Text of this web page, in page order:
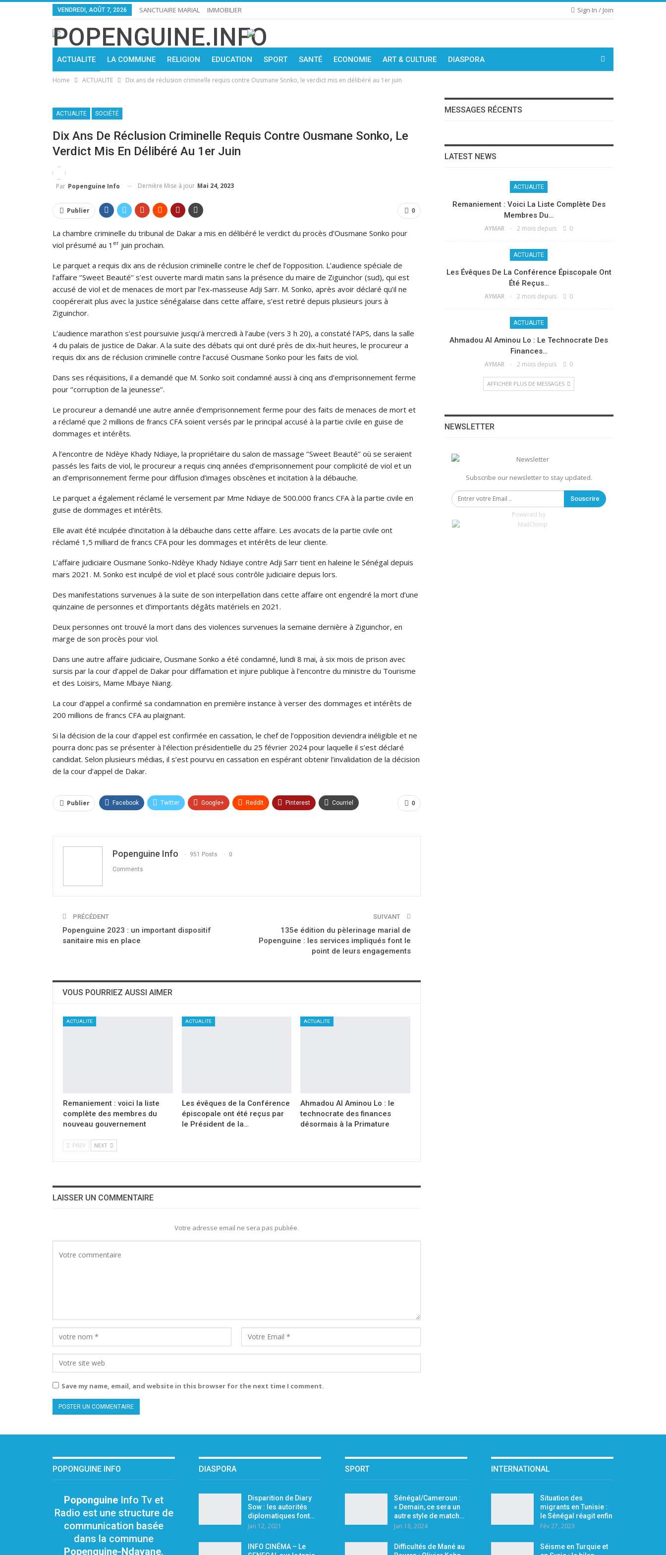
Sign In / Join
VENDREDI, AOÛT 7, 2026 SANCTUAIRE MARIAL IMMOBILIER
ACTUALITE LA COMMUNE RELIGION EDUCATION SPORT SANTÉ ECONOMIE ART & CULTURE DIASPORA
Home ACTUALITE Dix ans de réclusion criminelle requis contre Ousmane Sonko, le verdict mis en délibéré au 1er juin
ACTUALITE SOCIÉTÉ
Dix Ans De Réclusion Criminelle Requis Contre Ousmane Sonko, Le
Verdict Mis En Délibéré Au 1er Juin
Par Popenguine Info Dernière Mise à jour Mai 24, 2023
0
Publier
La chambre criminelle du tribunal de Dakar a mis en délibéré le verdict du procès d’Ousmane Sonko pour
viol présumé au 1 er juin prochain.
Le parquet a requis dix ans de réclusion criminelle contre le chef de l’opposition. L’audience spéciale de
l’affaire ‘’Sweet Beauté’’ s’est ouverte mardi matin sans la présence du maire de Ziguinchor (sud), qui est
accusé de viol et de menaces de mort par l’ex-masseuse Adji Sarr. M. Sonko, après avoir déclaré qu’il ne
coopérerait plus avec la justice sénégalaise dans cette affaire, s’est retiré depuis plusieurs jours à
Ziguinchor.
L’audience marathon s’est poursuivie jusqu’à mercredi à l’aube (vers 3 h 20), a constaté l’APS, dans la salle
4 du palais de justice de Dakar. A la suite des débats qui ont duré près de dix-huit heures, le procureur a
requis dix ans de réclusion criminelle contre l’accusé Ousmane Sonko pour les faits de viol.
Dans ses réquisitions, il a demandé que M. Sonko soit condamné aussi à cinq ans d’emprisonnement ferme
pour ‘’corruption de la jeunesse’’.
Le procureur a demandé une autre année d’emprisonnement ferme pour des faits de menaces de mort et
a réclamé que 2 millions de francs CFA soient versés par le principal accusé à la partie civile en guise de
dommages et intérêts.
A l’encontre de Ndèye Khady Ndiaye, la propriétaire du salon de massage ‘’Sweet Beauté’’ où se seraient
passés les faits de viol, le procureur a requis cinq années d’emprisonnement pour complicité de viol et un
an d’emprisonnement ferme pour diffusion d’images obscènes et incitation à la débauche.
Le parquet a également réclamé le versement par Mme Ndiaye de 500.000 francs CFA à la partie civile en
guise de dommages et intérêts.
Elle avait été inculpée d’incitation à la débauche dans cette affaire. Les avocats de la partie civile ont
réclamé 1,5 milliard de francs CFA pour les dommages et intérêts de leur cliente.
L’affaire judiciaire Ousmane Sonko-Ndèye Khady Ndiaye contre Adji Sarr tient en haleine le Sénégal depuis
mars 2021. M. Sonko est inculpé de viol et placé sous contrôle judiciaire depuis lors.
Des manifestations survenues à la suite de son interpellation dans cette affaire ont engendré la mort d’une
quinzaine de personnes et d’importants dégâts matériels en 2021.
Deux personnes ont trouvé la mort dans des violences survenues la semaine dernière à Ziguinchor, en
marge de son procès pour viol.
Dans une autre affaire judiciaire, Ousmane Sonko a été condamné, lundi 8 mai, à six mois de prison avec
sursis par la cour d’appel de Dakar pour diffamation et injure publique à l’encontre du ministre du Tourisme
et des Loisirs, Mame Mbaye Niang.
La cour d’appel a confirmé sa condamnation en première instance à verser des dommages et intérêts de
200 millions de francs CFA au plaignant.
Si la décision de la cour d’appel est confirmée en cassation, le chef de l’opposition deviendra inéligible et ne
pourra donc pas se présenter à l’élection présidentielle du 25 février 2024 pour laquelle il s’est déclaré
candidat. Selon plusieurs médias, il s’est pourvu en cassation en espérant obtenir l’invalidation de la décision
de la cour d’appel de Dakar.
0
Publier Facebook Twitter Google+ ReddIt Pinterest Courriel
Popenguine Info 951 Posts 0
Comments
PRÉCÉDENT
Popenguine 2023 : un important dispositif
sanitaire mis en place
SUIVANT
135e édition du pèlerinage marial de
Popenguine : les services impliqués font le
point de leurs engagements
VOUS POURRIEZ AUSSI AIMER
ACTUALITE
Remaniement : voici la liste
complète des membres du
nouveau gouvernement
ACTUALITE
Les évêques de la Conférence
épiscopale ont été reçus par
le Président de la…
ACTUALITE
Ahmadou Al Aminou Lo : le
technocrate des finances
désormais à la Primature
PREV NEXT
LAISSER UN COMMENTAIRE
Votre adresse email ne sera pas publiée.
Save my name, email, and website in this browser for the next time I comment.
MESSAGES RÉCENTS
LATEST NEWS
ACTUALITE
Remaniement : Voici La Liste Complète Des
Membres Du…
AYMAR 2 mois depuis 0
ACTUALITE
Les Évêques De La Conférence Épiscopale Ont
Été Reçus…
AYMAR 2 mois depuis 0
ACTUALITE
Ahmadou Al Aminou Lo : Le Technocrate Des
Finances…
AYMAR 2 mois depuis 0
AFFICHER PLUS DE MESSAGES
NEWSLETTER
Subscribe our newsletter to stay updated.
Souscrire
Powered by
POPONGUINE INFO
Poponguine Info Tv et
Radio est une structure de
communication basée
dans la commune
Popenguine-Ndayane.
DIASPORA
Disparition de Diary
Sow : les autorités
diplomatiques font…
Jan 12, 2021
INFO CINÉMA – Le
SPORT
Sénégal/Cameroun :
« Demain, ce sera un
autre style de match…
Jan 18, 2024
Difficultés de Mané au
INTERNATIONAL
Situation des
migrants en Tunisie :
le Sénégal réagit enfin
Fév 27, 2023
Séisme en Turquie et